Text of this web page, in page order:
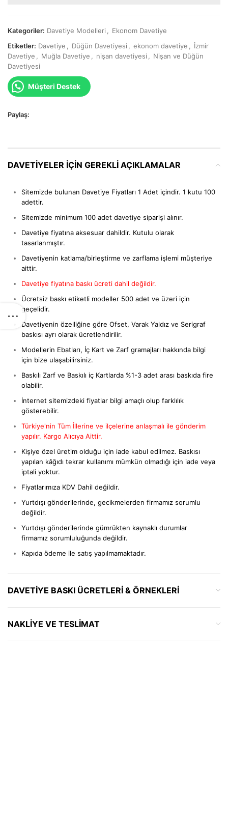
Kategoriler: Davetiye Modelleri
Ekonom Davetiye
Etiketler: Davetiye Düğün Davetiyesi ekonom davetiye
İzmir
Davetiye
Muğla Davetiye nişan davetiyesi
Nişan ve Düğün
Davetiyesi
Müşteri Destek
Paylaş:
DAVETIYELER IÇIN GEREKLI AÇIKLAMALAR
Sitemizde bulunan Davetiye Fiyatları 1 Adet içindir. 1 kutu 100
adettir.
Sitemizde minimum 100 adet davetiye siparişi alınır.
Davetiye fiyatına aksesuar dahildir. Kutulu olarak
tasarlanmıştır.
Davetiyenin katlama/birleştirme ve zarflama işlemi müşteriye
aittir.
Davetiye fiyatına baskı ücreti dahil değildir.
Ücretsiz baskı etiketli modeller 500 adet ve üzeri için
geçelidir.
Davetiyenin özelliğine göre Ofset, Varak Yaldız ve Serigraf
baskısı ayrı olarak ücretlendirilir.
Modellerin Ebatları, İç Kart ve Zarf gramajları hakkında bilgi
için bize ulaşabilirsiniz.
Baskılı Zarf ve Baskılı iç Kartlarda %1-3 adet arası baskıda fire
olabilir.
İnternet sitemizdeki fiyatlar bilgi amaçlı olup farklılık
gösterebilir.
Türkiye'nin Tüm İllerine ve ilçelerine anlaşmalı ile gönderim
yapılır. Kargo Alıcıya Aittir.
Kişiye özel üretim olduğu için iade kabul edilmez. Baskısı
yapılan kâğıdı tekrar kullanımı mümkün olmadığı için iade veya
iptali yoktur.
Fiyatlarımıza KDV Dahil değildir.
Yurtdışı gönderilerinde, gecikmelerden firmamız sorumlu
değildir.
Yurtdışı gönderilerinde gümrükten kaynaklı durumlar
firmamız sorumluluğunda değildir.
Kapıda ödeme ile satış yapılmamaktadır.
DAVETIYE BASKI ÜCRETLERI & ÖRNEKLERI
NAKLIYE VE TESLIMAT